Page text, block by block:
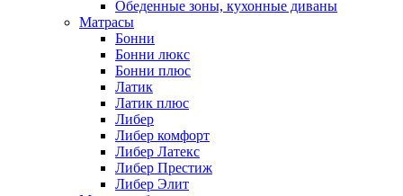
Обеденные зоны, кухонные диваны
Матрасы
Бонни
Бонни люкс
Бонни плюс
Латик
Латик плюс
Либер
Либер комфорт
Либер Латекс
Либер Престиж
Либер Элит